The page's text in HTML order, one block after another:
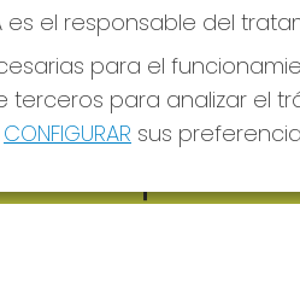
REDES SOCIALES
es el responsable del
para el
terceros para analizar el
CONFIGURAR sus